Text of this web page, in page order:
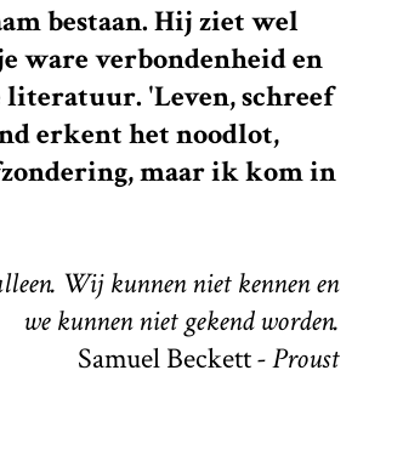
bestaan. Hij ziet wel
ware verbondenheid en
literatuur. 'Leven, schreef
erkent het noodlot,
maar ik kom in
Wij kunnen niet kennen en
we kunnen niet gekend worden.
Samuel Beckett- Proust